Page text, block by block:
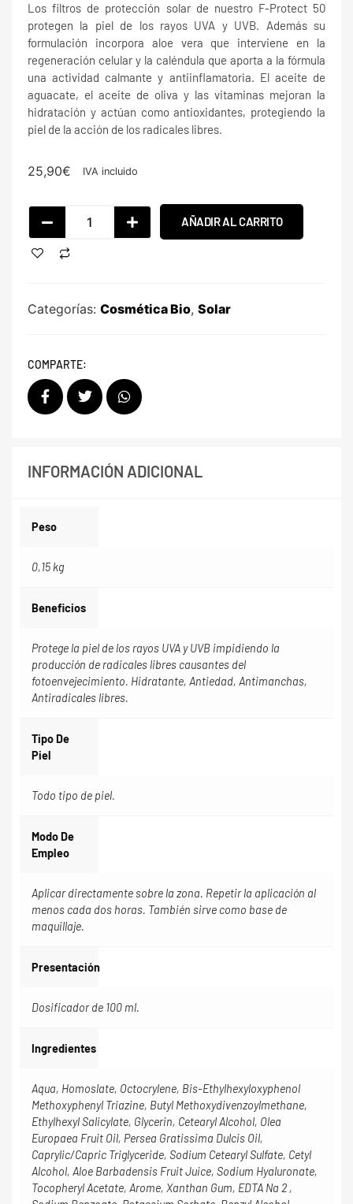
Los filtros de protección solar de nuestro F-Protect 50
protegen la piel de los rayos UVA y UVB. Además su
formulación incorpora aloe vera que interviene en la
regeneración celular y la caléndula que aporta a la fórmula
una actividad calmante y antiinflamatoria. El aceite de
aguacate, el aceite de oliva y las vitaminas mejoran la
hidratación y actúan como antioxidantes, protegiendo la
piel de la acción de los radicales libres.
25,90€ IVA incluido
AÑADIR AL CARRITO
Categorías: Cosmética Bio, Solar
COMPARTE:
INFORMACIÓN ADICIONAL
Peso
0,15 kg
Beneficios
Protege la piel de los rayos UVA y UVB impidiendo la
producción de radicales libres causantes del
fotoenvejecimiento. Hidratante, Antiedad, Antimanchas,
Antiradicales libres.
Tipo De
Piel
Todo tipo de piel.
Modo De
Empleo
Aplicar directamente sobre la zona. Repetir la aplicación al
menos cada dos horas. También sirve como base de
maquillaje.
Presentación
Dosificador de 100 ml.
Ingredientes
Aqua, Homoslate, Octocrylene, Bis-Ethylhexyloxyphenol
Methoxyphenyl Triazine, Butyl Methoxydivenzoylmethane,
Ethylhexyl Salicylate, Glycerin, Cetearyl Alcohol, Olea
Europaea Fruit Oil, Persea Gratissima Dulcis Oil,
Caprylic/Capric Triglyceride, Sodium Cetearyl Sulfate, Cetyl
Alcohol, Aloe Barbadensis Fruit Juice, Sodium Hyaluronate,
Tocopheryl Acetate, Arome, Xanthan Gum, EDTA Na 2 ,